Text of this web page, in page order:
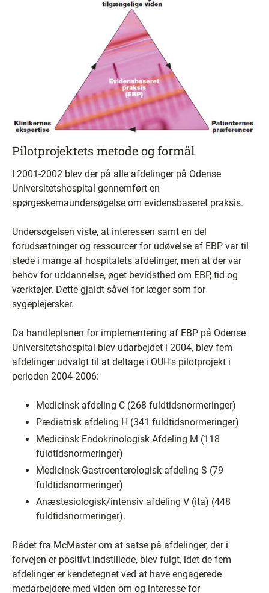
Pilotprojektets metode og formål
I 2001-2002 blev der på alle afdelinger på Odense
Universitetshospital gennemført en
spørgeskemaundersøgelse om evidensbaseret praksis.
Undersøgelsen viste, at interessen samt en del
forudsætninger og ressourcer for udøvelse af EBP var til
stede i mange af hospitalets afdelinger, men at der var
behov for uddannelse, øget bevidsthed om EBP, tid og
værktøjer. Dette gjaldt såvel for læger som for
sygeplejersker.
Da handleplanen for implementering af EBP på Odense
Universitetshospital blev udarbejdet i 2004, blev fem
afdelinger udvalgt til at deltage i OUH's pilotprojekt i
perioden 2004-2006:
Medicinsk afdeling C (268 fuldtidsnormeringer)
Pædiatrisk afdeling H (341 fuldtidsnormeringer)
Medicinsk Endokrinologisk Afdeling M (118
fuldtidsnormeringer)
Medicinsk Gastroenterologisk afdeling S (79
fuldtidsnormeringer)
Anæstesiologisk/intensiv afdeling V (ita) (448
fuldtidsnormeringer).
Rådet fra McMaster om at satse på afdelinger, der i
forvejen er positivt indstillede, blev fulgt, idet de fem
afdelinger er kendetegnet ved at have engagerede
medarbejdere med viden om og interesse for